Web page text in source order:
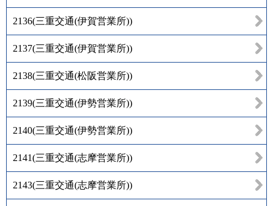
2136(三重交通(伊賀営業所))
2137(三重交通(伊賀営業所))
2138(三重交通(松阪営業所))
2139(三重交通(伊勢営業所))
2140(三重交通(伊勢営業所))
2141(三重交通(志摩営業所))
2143(三重交通(志摩営業所))